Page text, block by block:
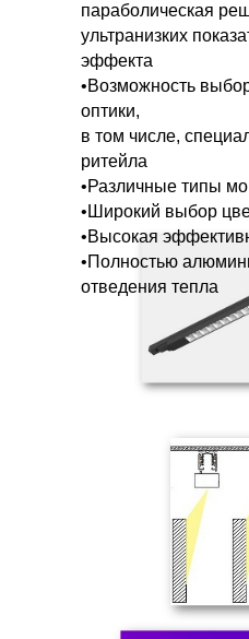
параболическая
ультранизких
эффекта
•Возможность
оптики,
в том числе,
ритейла
•Различные типы
•Широкий выбор
•Высокая
•Полностью
отведения тепла